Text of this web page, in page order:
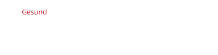
Gesund